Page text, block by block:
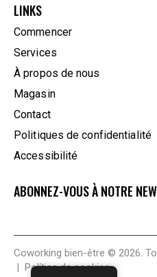
LINKS
Commencer
Services
À propos de nous
Magasin
Contact
Politiques de confidentialité
Accessibilité
ABONNEZ-VOUS À NOTRE
Coworking bien-être © 2026.
| Política de cookies